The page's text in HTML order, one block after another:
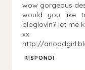
wow gorgeous
would you like
bloglovin? let me
xx
http://
RISPONDI